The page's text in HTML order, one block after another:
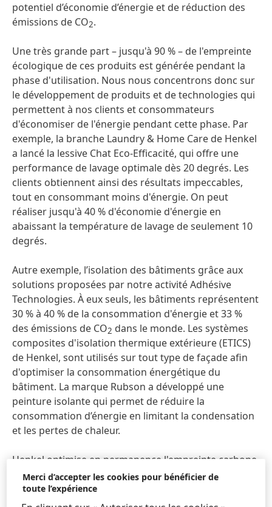
potentiel d’économie d’énergie et de réduction des
émissions de CO2.
Une très grande part – jusqu'à 90 % – de l'empreinte
écologique de ces produits est générée pendant la
phase d'utilisation. Nous nous concentrons donc sur
le développement de produits et de technologies qui
permettent à nos clients et consommateurs
d'économiser de l'énergie pendant cette phase. Par
exemple, la branche Laundry & Home Care de Henkel
a lancé la lessive Chat Eco-Efficacité, qui offre une
performance de lavage optimale dès 20 degrés. Les
clients obtiennent ainsi des résultats impeccables,
tout en consommant moins d'énergie. On peut
réaliser jusqu'à 40 % d'économie d'énergie en
abaissant la température de lavage de seulement 10
degrés.
Autre exemple, l’isolation des bâtiments grâce aux
solutions proposées par notre activité Adhésive
Technologies. À eux seuls, les bâtiments représentent
30 % à 40 % de la consommation d'énergie et 33 %
des émissions de CO2 dans le monde. Les systèmes
composites d'isolation thermique extérieure (ETICS)
de Henkel, sont utilisés sur tout type de façade afin
d'optimiser la consommation énergétique du
bâtiment. La marque Rubson a développé une
peinture isolante qui permet de réduire la
consommation d’énergie en limitant la condensation
et les pertes de chaleur.
Henkel optimise en permanence l'empreinte carbone
de ses matériaux en utilisant des ressources «
intelligentes » et en développant des substances
actives qui améliorent la performance des produits
Merci d’accepter les cookies pour bénéficier de
toute l’expérience